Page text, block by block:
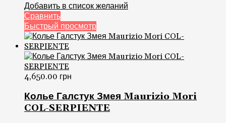
Добавить в список желаний
Сравнить
Быстрый просмотр
4,650.00 грн
Колье Галстук Змея Maurizio Mori
COL-SERPIENTE